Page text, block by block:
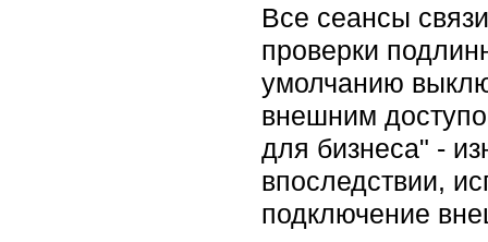
Все сеансы
проверки
умолчанию
внешним
для бизнеса" -
впоследствии,
подключение